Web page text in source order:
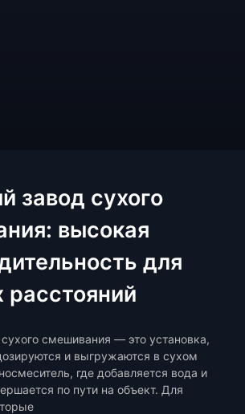
завод сухого
высокая
для
смешивания — это установка,
и выгружаются в сухом
где добавляется вода и
по пути на объект. Для